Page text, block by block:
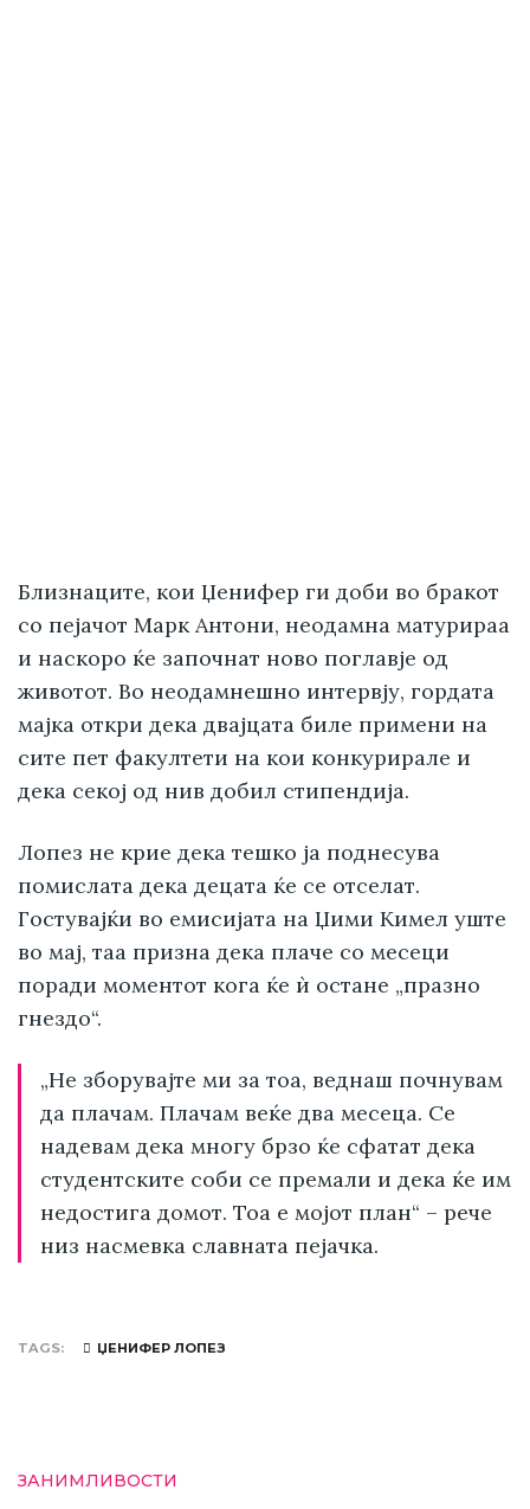
Близнаците, кои Џенифер ги доби во бракот
со пејачот Марк Антони, неодамна матурираа
и наскоро ќе започнат ново поглавје од
животот. Во неодамнешно интервју, гордата
мајка откри дека двајцата биле примени на
сите пет факултети на кои конкурирале и
дека секој од нив добил стипендија.
Лопез не крие дека тешко ја поднесува
помислата дека децата ќе се отселат.
Гостувајќи во емисијата на Џими Кимел уште
во мај, таа призна дека плаче со месеци
поради моментот кога ќе ѝ остане „празно
гнездо“.
„Не зборувајте ми за тоа, веднаш почнувам
да плачам. Плачам веќе два месеца. Се
надевам дека многу брзо ќе сфатат дека
студентските соби се премали и дека ќе им
недостига домот. Тоа е мојот план“ – рече
низ насмевка славната пејачка.
TAGS ЏЕНИФЕР ЛОПЕЗ
ЗАНИМЛИВОСТИ